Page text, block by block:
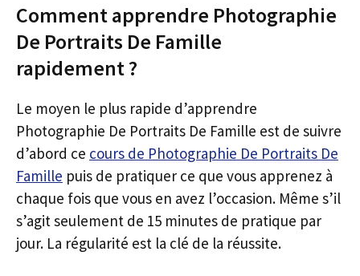
Comment apprendre Photographie
De Portraits De Famille
rapidement ?
Le moyen le plus rapide d’apprendre
Photographie De Portraits De Famille est de suivre
d’abord ce cours de Photographie De Portraits De
Famille puis de pratiquer ce que vous apprenez à
chaque fois que vous en avez l’occasion. Même s’il
s’agit seulement de 15 minutes de pratique par
jour. La régularité est la clé de la réussite.